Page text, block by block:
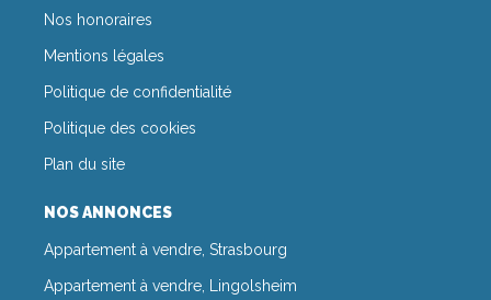
Nos honoraires
Mentions légales
Politique de confidentialité
Politique des cookies
Plan du site
NOS ANNONCES
Appartement à vendre, Strasbourg
Appartement à vendre, Lingolsheim